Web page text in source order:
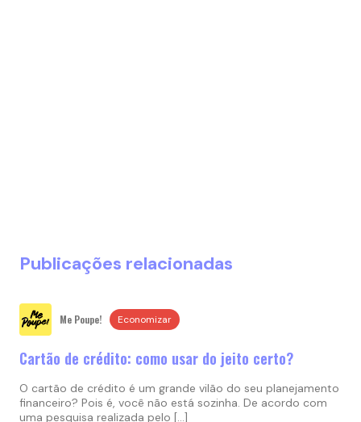
Publicações relacionadas
Me Poupe! Economizar
Cartão de crédito: como usar do jeito certo?
O cartão de crédito é um grande vilão do seu planejamento
financeiro? Pois é, você não está sozinha. De acordo com
uma pesquisa realizada pelo […]